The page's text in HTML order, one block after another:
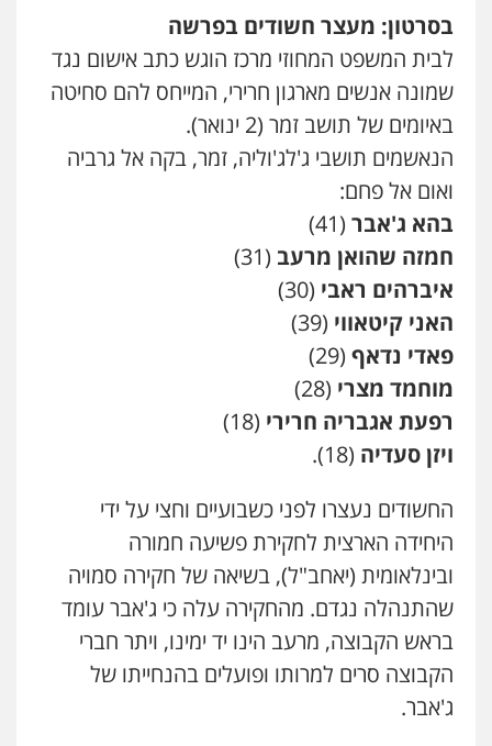
משרד עורכי דין חן ברוך
פלילי דיני תעבורה מעצרים וחקירות
0505078733
עו"ד קארין לגטיוי
פלילי פשיעה חמורה מעצרים וחקירות
משרד עורכי דין טאי שרקי
פלילי אסירים
0547556464
עו"ד אילן אלימלך
פלילי פשיעה חמורה
0522992110
עו"ד שאדי נאטור
פלילי פשיעה חמורה מעצרים וחקירות
0509230800
גיל דביר – משרד עורכי דין
פלילי פשיעה כלכלית
0506217771
בסרטון: מעצר חשודים בפרשה
לבית המשפט המחוזי מרכז הוגש כתב אישום נגד
שמונה אנשים מארגון חרירי, המייחס להם סחיטה
באיומים של תושב זמר (2 ינואר).
הנאשמים תושבי ג'לג'וליה, זמר, בקה אל גרביה
ואום אל פחם:
בהא ג'אבר (41)
חמזה שהואן מרעב (31)
איברהים ראבי (30)
האני קיטאווי (39)
פאדי נדאף (29)
מוחמד מצרי (28)
רפעת אגבריה חרירי (18)
ויזן סעדיה (18).
החשודים נעצרו לפני כשבועיים וחצי על ידי
היחידה הארצית לחקירת פשיעה חמורה
ובינלאומית (יאחב"ל), בשיאה של חקירה סמויה
שהתנהלה נגדם. מהחקירה עלה כי ג'אבר עומד
בראש הקבוצה, מרעב הינו יד ימינו, ויתר חברי
הקבוצה סרים למרותו ופועלים בהנחייתו של
ג'אבר.